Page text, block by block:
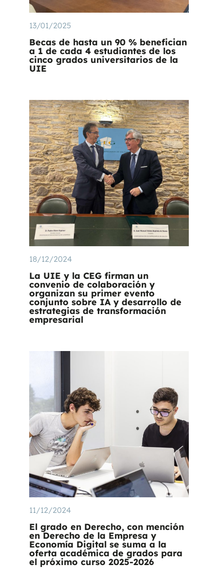
13/01/2025
Becas de hasta un 90 % benefician
a 1 de cada 4 estudiantes de los
cinco grados universitarios de la
UIE
18/12/2024
La UIE y la CEG firman un
convenio de colaboración y
organizan su primer evento
conjunto sobre IA y desarrollo de
estrategias de transformación
empresarial
11/12/2024
El grado en Derecho, con mención
en Derecho de la Empresa y
Economía Digital se suma a la
oferta académica de grados para
el próximo curso 2025-2026